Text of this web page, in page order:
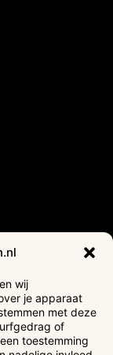
wij
je apparaat
met deze
of
toestemming